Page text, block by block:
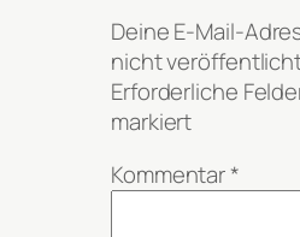
Deine E-Mail-
nicht
Erforderliche
markiert
Kommentar*